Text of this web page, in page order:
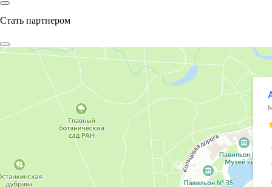
Стать партнером